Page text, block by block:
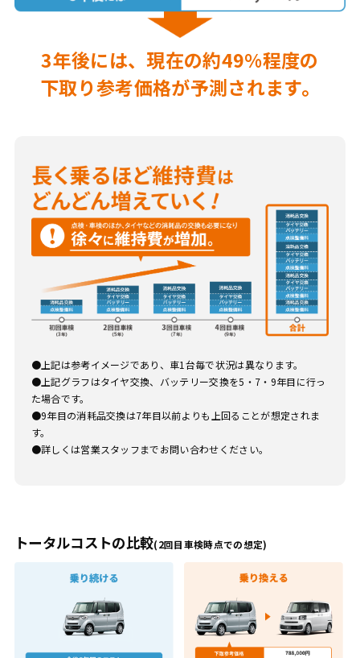
3年後には、現在の約49%程度の
下取り参考価格が予測されます。
上記は参考イメージであり、車1台毎で状況は異なります。
上記グラフはタイヤ交換、バッテリー交換を5・7・9年目に行っ
た場合です。
9年目の消耗品交換は7年目以前よりも上回ることが想定されま
す。
詳しくは営業スタッフまでお問い合わせください。
トータルコストの比較(2回目車検時点での想定)